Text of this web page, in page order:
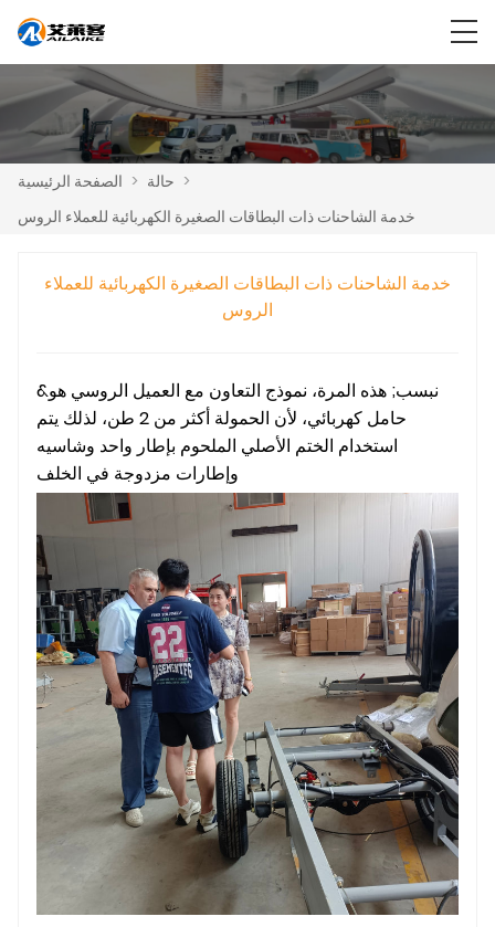
الصفحة الرئيسية > حالة >
خدمة الشاحنات ذات البطاقات الصغيرة الكهربائية للعملاء الروس
خدمة الشاحنات ذات البطاقات الصغيرة الكهربائية للعملاء
الروس
&نبسب; هذه المرة، نموذج التعاون مع العميل الروسي هو
حامل كهربائي، لأن الحمولة أكثر من 2 طن، لذلك يتم
استخدام الختم الأصلي الملحوم بإطار واحد وشاسيه
وإطارات مزدوجة في الخلف